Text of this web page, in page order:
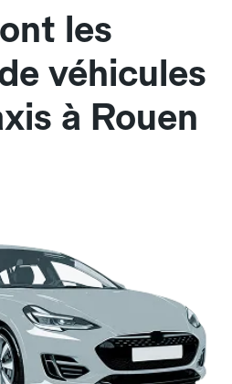
les
véhicules
à Rouen